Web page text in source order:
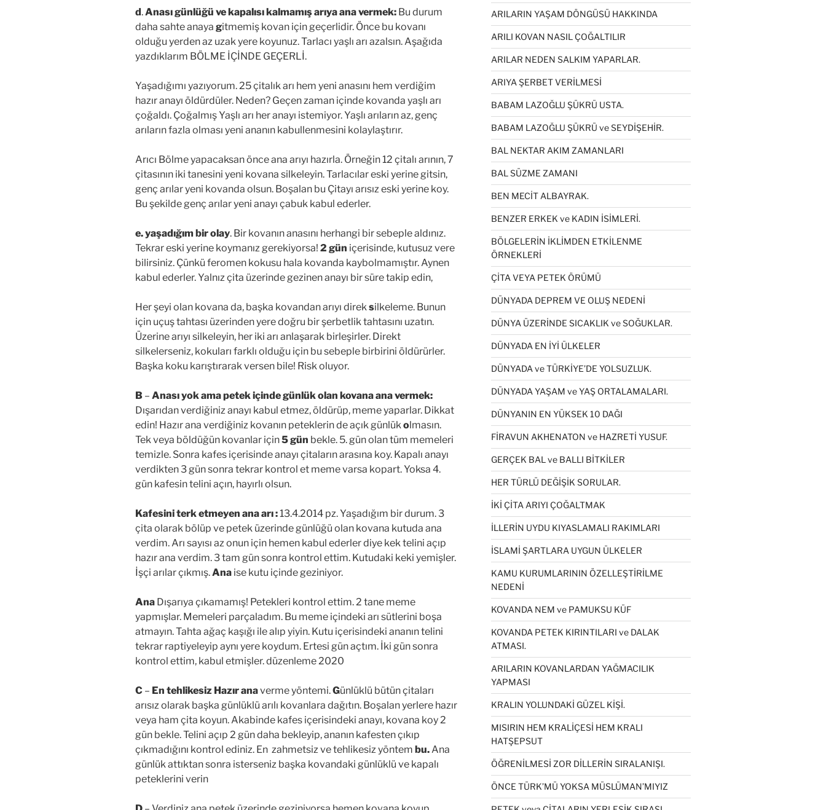
d.Anası günlüğü ve kapalısı kalmamış arıya ana vermek: Bu durum
daha sahte anaya gitmemiş kovan için geçerlidir. Önce bu kovanı
olduğu yerden az uzak yere koyunuz. Tarlacı yaşlı arı azalsın. Aşağıda
yazdıklarım BÖLME İÇİNDE GEÇERLİ.
Yaşadığımı yazıyorum. 25 çitalık arı hem yeni anasını hem verdiğim
hazır anayı öldürdüler. Neden? Geçen zaman içinde kovanda yaşlı arı
çoğaldı. Çoğalmış Yaşlı arı her anayı istemiyor. Yaşlı arıların az, genç
arıların fazla olması yeni ananın kabullenmesini kolaylaştırır.
Arıcı Bölme yapacaksan önce ana arıyı hazırla. Örneğin 12 çitalı arının, 7
çitasının iki tanesini yeni kovana silkeleyin. Tarlacılar eski yerine gitsin,
genç arılar yeni kovanda olsun. Boşalan bu Çitayı arısız eski yerine koy.
Bu şekilde genç arılar yeni anayı çabuk kabul ederler.
e.yaşadığım bir olay. Bir kovanın anasını herhangi bir sebeple aldınız.
Tekrar eski yerine koymanız gerekiyorsa! 2 gün içerisinde, kutusuz vere
bilirsiniz. Çünkü feromen kokusu hala kovanda kaybolmamıştır. Aynen
kabul ederler. Yalnız çita üzerinde gezinen anayı bir süre takip edin,
Her şeyi olan kovana da, başka kovandan arıyı direk silkeleme. Bunun
için uçuş tahtası üzerinden yere doğru bir şerbetlik tahtasını uzatın.
Üzerine arıyı silkeleyin, her iki arı anlaşarak birleşirler. Direkt
silkelerseniz, kokuları farklı olduğu için bu sebeple birbirini öldürürler.
Başka koku karıştırarak versen bile! Risk oluyor.
B – Anası yok ama petek içinde günlük olan kovana ana vermek:
Dışarıdan verdiğiniz anayı kabul etmez, öldürüp, meme yaparlar. Dikkat
edin! Hazır ana verdiğiniz kovanın peteklerin de açık günlük olmasın.
Tek veya böldüğün kovanlar için5 gün bekle. 5. gün olan tüm memeleri
temizle. Sonra kafes içerisinde anayı çitaların arasına koy. Kapalı anayı
verdikten 3 gün sonra tekrar kontrol et meme varsa kopart. Yoksa 4.
gün kafesin telini açın, hayırlı olsun.
Kafesini terk etmeyen ana arı : 13.4.2014 pz. Yaşadığım bir durum. 3
çita olarak bölüp ve petek üzerinde günlüğü olan kovana kutuda ana
verdim. Arı sayısı az onun için hemen kabul ederler diye kek telini açıp
hazır ana verdim. 3 tam gün sonra kontrol ettim. Kutudaki keki yemişler.
İşçi arılar çıkmış.Ana ise kutu içinde geziniyor.
Ana Dışarıya çıkamamış! Petekleri kontrol ettim. 2 tane meme
yapmışlar. Memeleri parçaladım. Bu meme içindeki arı sütlerini boşa
atmayın. Tahta ağaç kaşığı ile alıp yiyin. Kutu içerisindeki ananın telini
tekrar raptiyeleyip aynı yere koydum. Ertesi gün açtım. İki gün sonra
kontrol ettim, kabul etmişler. düzenleme 2020
C – En tehlikesiz Hazır anaverme yöntemi.Günlüklü bütün çitaları
arısız olarak başka günlüklü arılı kovanlara dağıtın. Boşalan yerlere hazır
veya ham çita koyun. Akabinde kafes içerisindeki anayı, kovana koy 2
gün bekle. Telini açıp 2 gün daha bekleyip, ananın kafesten çıkıp
çıkmadığını kontrol ediniz. En zahmetsiz ve tehlikesiz yöntem bu. Ana
günlük attıktan sonra isterseniz başka kovandaki günlüklü ve kapalı
peteklerini verin
ARILARIN YAŞAM DÖNGÜSÜ HAKKINDA
ARILI KOVAN NASIL ÇOĞALTILIR
ARILAR NEDEN SALKIM YAPARLAR.
ARIYA ŞERBET VERİLMESİ
BABAM LAZOĞLU ŞÜKRÜ USTA.
BABAM LAZOĞLU ŞÜKRÜ ve SEYDİŞEHİR.
BAL NEKTAR AKIM ZAMANLARI
BAL SÜZME ZAMANI
BEN MECİT ALBAYRAK.
BENZER ERKEK ve KADIN İSİMLERİ.
BÖLGELERİN İKLİMDEN ETKİLENME
ÖRNEKLERİ
ÇİTA VEYA PETEK ÖRÜMÜ
DÜNYADA DEPREM VE OLUŞ NEDENİ
DÜNYA ÜZERİNDE SICAKLIK ve SOĞUKLAR.
DÜNYADA EN İYİ ÜLKELER
DÜNYADA ve TÜRKİYE’DE YOLSUZLUK.
DÜNYADA YAŞAM ve YAŞ ORTALAMALARI.
DÜNYANIN EN YÜKSEK 10 DAĞI
FİRAVUN AKHENATON ve HAZRETİ YUSUF.
GERÇEK BAL ve BALLI BİTKİLER
HER TÜRLÜ DEĞİŞİK SORULAR.
İKİ ÇİTA ARIYI ÇOĞALTMAK
İLLERİN UYDU KIYASLAMALI RAKIMLARI
İSLAMİ ŞARTLARA UYGUN ÜLKELER
KAMU KURUMLARININ ÖZELLEŞTİRİLME
NEDENİ
KOVANDA NEM ve PAMUKSU KÜF
KOVANDA PETEK KIRINTILARI ve DALAK
ATMASI.
ARILARIN KOVANLARDAN YAĞMACILIK
YAPMASI
KRALIN YOLUNDAKİ GÜZEL KİŞİ.
MISIRIN HEM KRALİÇESİ HEM KRALI
HATŞEPSUT
ÖĞRENİLMESİ ZOR DİLLERİN SIRALANIŞI.
ÖNCE TÜRK’MÜ YOKSA MÜSLÜMAN’MIYIZ